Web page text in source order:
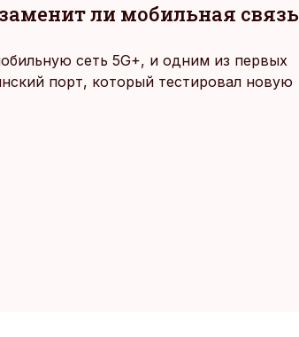
ли мобильная связь
сеть 5G+, и одним из первых
порт, который тестировал новую